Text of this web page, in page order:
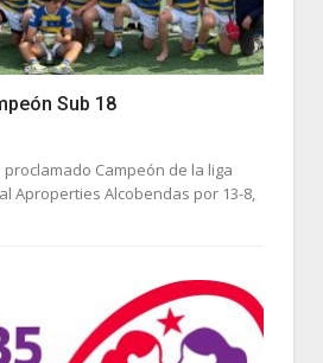
Sub 18
proclamado Campeón de la liga
Aproperties Alcobendas por 13-8,